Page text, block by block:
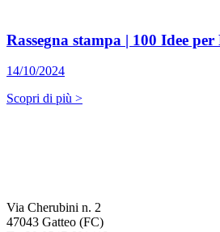
Rassegna stampa | 100 Idee
14/10/2024
Scopri di più >
Via Cherubini n. 2
47043 Gatteo (FC)